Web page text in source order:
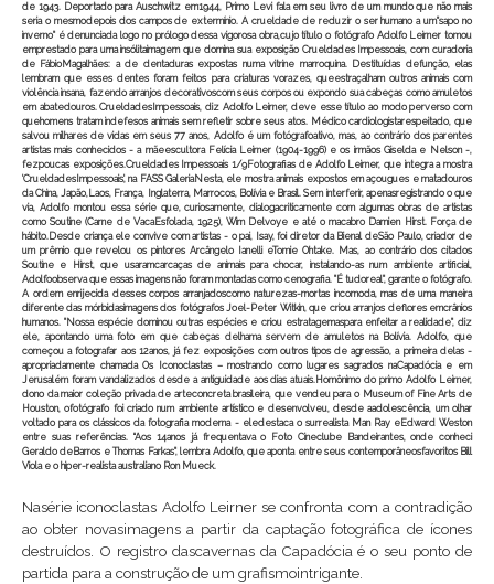
de 1943. Deportado para Auschwitz em1944, Primo Levi fala em seu livro de um mundo que não mais
seria o mesmodepois dos campos de extermínio. A crueldade de reduzir o ser humano a um"sapo no
inverno" é denunciada logo no prólogo dessa vigorosa obra,cujo título o fotógrafo Adolfo Leirner tomou
emprestado para uma insólitaimagem que domina sua exposição Crueldades Impessoais, com curadoria
de FábioMagalhães: a de dentaduras expostas numa vitrine marroquina. Destituídas defunção, elas
lembram que esses dentes foram feitos para criaturas vorazes, queestraçalham outros animais com
violência insana, fazendo arranjos decorativoscom seus corpos ou expondo sua cabeças como amuletos
em abatedouros. CrueldadesImpessoais, diz Adolfo Leirner, deve esse título ao modo perverso com
quehomens tratam indefesos animais sem refletir sobre seus atos. Médico cardiologistarespeitado, que
salvou milhares de vidas em seus 77 anos, Adolfo é um fotógrafoativo, mas, ao contrário dos parentes
artistas mais conhecidos - a mãeescultora Felícia Leirner (1904-1996) e os irmãos Giselda e Nelson -,
fezpoucas exposições.Crueldades Impessoais 1/9Fotografias de Adolfo Leirner, que integra a mostra
'CrueldadesImpessoais', na FASS GaleriaNesta, ele mostra animais expostos em açougues e matadouros
da China, Japão,Laos, França, Inglaterra, Marrocos, Bolívia e Brasil. Sem interferir, apenasregistrando o que
via, Adolfo montou essa série que, curiosamente, dialogacriticamente com algumas obras de artistas
como Soutine (Carne de VacaEsfolada, 1925), Wim Delvoye e até o macabro Damien Hirst. Força de
hábito.Desde criança ele convive com artistas - o pai, Isay, foi diretor da Bienal deSão Paulo, criador de
um prêmio que revelou os pintores Arcângelo Ianelli eTomie Ohtake. Mas, ao contrário dos citados
Soutine e Hirst, que usaramcarcaças de animais para chocar, instalando-as num ambiente artificial,
Adolfoobserva que essas imagens não foram montadas como cenografia. "É tudoreal", garante o fotógrafo.
A ordem enrijecida desses corpos arranjadoscomo naturezas-mortas incomoda, mas de uma maneira
diferente das mórbidasimagens dos fotógrafos Joel-Peter Witkin, que criou arranjos deflores emcrânios
humanos. "Nossa espécie dominou outras espécies e criou estratagemaspara enfeitar a realidade", diz
ele, apontando uma foto em que cabeças delhama servem de amuletos na Bolívia. Adolfo, que
começou a fotografar aos 12anos, já fez exposições com outros tipos de agressão, a primeira delas -
apropriadamente chamada Os Iconoclastas – mostrando como lugares sagrados naCapadócia e em
Jerusalém foram vandalizados desde a antiguidade aos dias atuais.Homônimo do primo Adolfo Leirner,
dono da maior coleção privada de arteconcreta brasileira, que vendeu para o Museum of Fine Arts de
Houston, ofotógrafo foi criado num ambiente artístico e desenvolveu, desde aadolescência, um olhar
voltado para os clássicos da fotografia moderna - eledestaca o surrealista Man Ray eEdward Weston
entre suas referências. “Aos 14anos já frequentava o Foto Cineclube Bandeirantes, onde conheci
Geraldo deBarros e Thomas Farkas", lembra Adolfo, que aponta entre seus contemporâneosfavoritos Bill
Viola e o hiper-realista australiano Ron Mueck.
Nasérie iconoclastas Adolfo Leirner se confronta com a contradição
ao obter novasimagens a partir da captação fotográfica de ícones
destruídos. O registro dascavernas da Capadócia é o seu ponto de
partida para a construção de um grafismointrigante.